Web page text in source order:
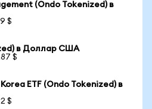
(Ondo Tokenized) в
$
в Доллар США
$
ETF (Ondo Tokenized) в
$